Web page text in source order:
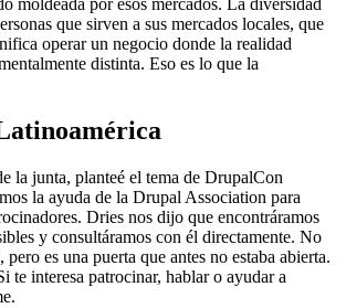
moldeada por esos mercados. La diversidad
que sirven a sus mercados locales, que
operar un negocio donde la realidad
distinta. Eso es lo que la
la junta, planteé el tema de DrupalCon
la ayuda de la Drupal Association para
Dries nos dijo que encontráramos
y consultáramos con él directamente. No
es una puerta que antes no estaba abierta.
te interesa patrocinar, hablar o ayudar a